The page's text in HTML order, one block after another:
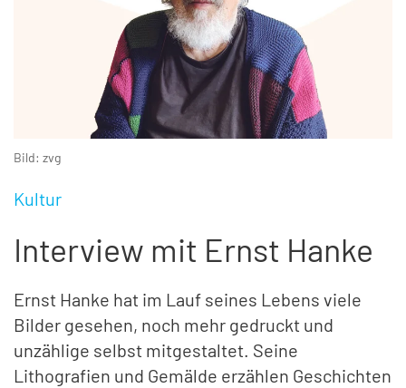
Bild: zvg
Kultur
Interview mit Ernst Hanke
Ernst Hanke hat im Lauf seines Lebens viele
Bilder gesehen, noch mehr gedruckt und
unzählige selbst mitgestaltet. Seine
Lithografien und Gemälde erzählen Geschichten